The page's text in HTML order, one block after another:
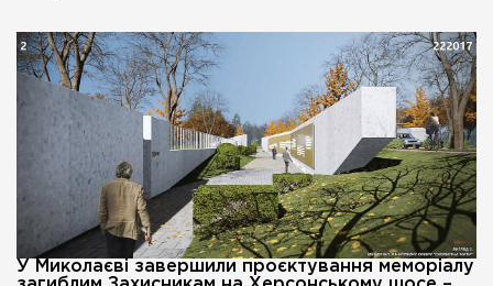
У Миколаєві завершили проєктування меморіалу